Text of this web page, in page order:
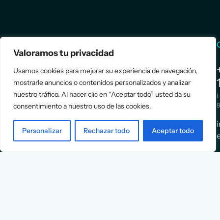
Valoramos tu privacidad
Usamos cookies para mejorar su experiencia de navegación,
mostrarle anuncios o contenidos personalizados y analizar
nuestro tráfico. Al hacer clic en “Aceptar todo” usted da su
consentimiento a nuestro uso de las cookies.
Personalizar Rechazar todo Aceptar todo
Asociación
Española
Ejecutivos y
Assessment
Positioning
Strategy
Implementation
About Us
Services
Cases
Conditions